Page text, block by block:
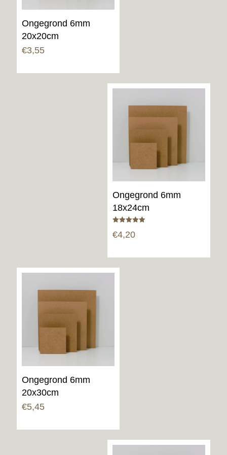
Ongegrond 6mm
20x20cm
€3,55
Ongegrond 6mm
18x24cm
5.00
uit 5
€4,20
Ongegrond 6mm
20x30cm
€5,45